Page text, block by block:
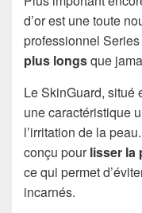
d’or est une toute
professionnel
plus longsque
Le SkinGuard, situé
une caractéristique
l’irritation de la
conçu pourlisser la
ce qui permet
incarnés.